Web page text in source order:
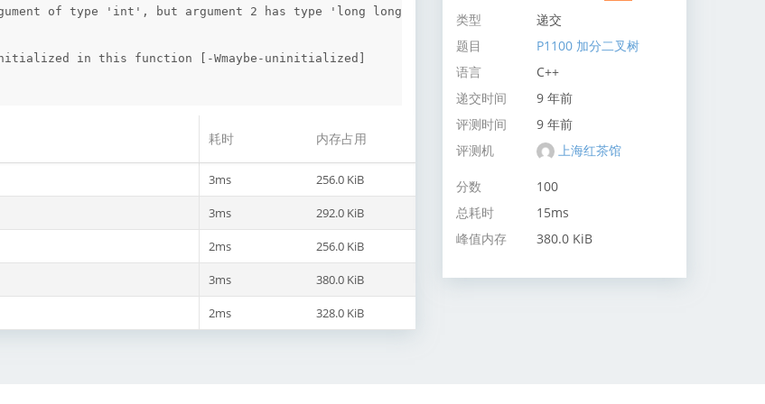
of type 'int', but argument 2 has type 'long long
in this function [-Wmaybe-uninitialized]
耗时 内存占用
3ms 256.0 KiB
3ms 292.0 KiB
2ms 256.0 KiB
3ms 380.0 KiB
2ms 328.0 KiB
类型
递交
题目
P1100 加分二叉树
语言
C++
递交时间
9 年前
评测时间
9 年前
评测机
上海红茶馆
分数
100
总耗时
15ms
峰值内存
380.0 KiB